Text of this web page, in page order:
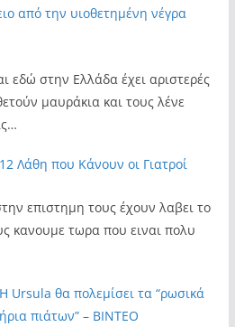
από την υιοθετημένη νέγρα
εδώ στην Ελλάδα έχει αριστερές
μαυράκια και τους λένε
12 Λάθη που Κάνουν οι Γιατροί
επιστημη τους έχουν λαβει το
κανουμε τωρα που ειναι πολυ
Η Ursula θα πολεμίσει τα “ρωσικά
πιάτων” – ΒΙΝΤΕΟ